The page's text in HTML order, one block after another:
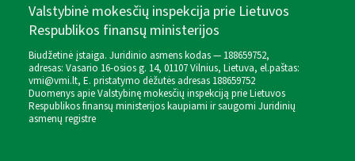
Valstybinė mokesčių inspekcija prie Lietuvos
Respublikos finansų ministerijos
Biudžetinė įstaiga. Juridinio asmens kodas — 188659752,
adresas: Vasario 16-osios g. 14, 01107 Vilnius, Lietuva, el.paštas:
vmi@vmi.lt, E. pristatymo dėžutės adresas 188659752
Duomenys apie Valstybinę mokesčių inspekciją prie Lietuvos
Respublikos finansų ministerijos kaupiami ir saugomi Juridinių
asmenų registre